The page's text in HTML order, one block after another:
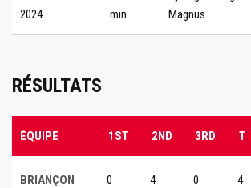
2024
min
Magnus
RÉSULTATS
ÉQUIPE 1ST 2ND 3RD T
BRIANÇON 0 4 0 4